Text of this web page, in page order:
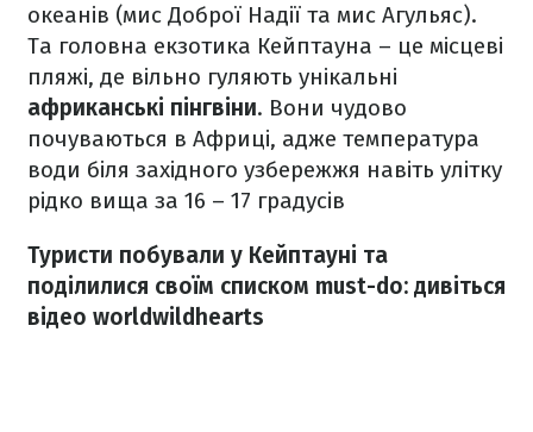
океанів (мис Доброї Надії та мис Агульяс).
Та головна екзотика Кейптауна – це місцеві
пляжі, де вільно гуляють унікальні
африканські пінгвіни. Вони чудово
почуваються в Африці, адже температура
води біля західного узбережжя навіть улітку
рідко вища за 16 – 17 градусів
Туристи побували у Кейптауні та
поділилися своїм списком must-do: дивіться
відео worldwildhearts